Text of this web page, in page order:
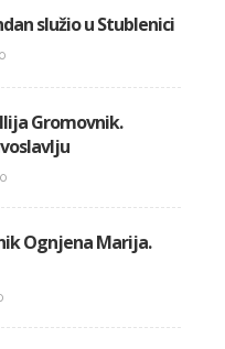
služio u Stublenici
0
Gromovnik.
0
Ognjena Marija.